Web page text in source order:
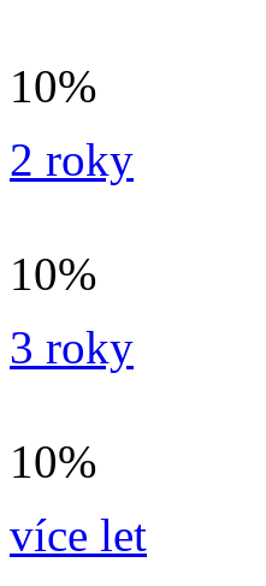
10%
2 roky
10%
3 roky
10%
více let